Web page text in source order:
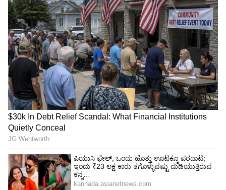
ಮದುವೆಗೆ ಅಡ್ಡಿಯಾಗಿದ್ದು ಯಾರು, ನಿತ್ಯಾ ಬಾಳಲ್ಲಿ
ಆಟವಾಡಿದ ವ್ಯಕ್ತಿ ಯಾರು ಎಂಬ ಸತ್ಯವನ್ನು ಕರ್ಣ
ಮನೆಯವರಿಗೆ ಹೇಳಿದ್ದಾನೆ. ರಮೇಶನ ಮುಖವಾಡ ಎಲ್ಲರ
ಮುಂದೆ ಬಹಿರಂಗವಾಗ್ತಿದ್ದಂತೆ ಎಲ್ಲರೂ ದಂಗಾಗಿದ್ದಾರೆ.
ರಮೇಶನನ್ನು ಮನೆಯಿಂದ ಹೊರಹಾಕುವ ಪ್ರಯತ್ನ ನಡೆದಿದೆ.
ಆದ್ರೆ ನಿಧಿಯ ಮಾತಿಗೆ ಎಲ್ಲರೂ ಕರಗಿದ್ದು, ರಮೇಶನಿಗೆ
ಇನ್ನೊಂದು ಅವಕಾಶ ನೀಡಿದ್ದಾರೆ.